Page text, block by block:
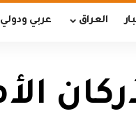
العراق عربي ودولي